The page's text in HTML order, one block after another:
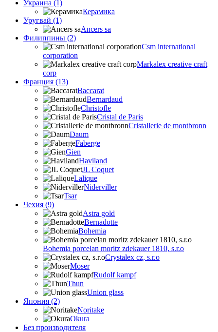
Украина (1)
Керамика
Уругвай (1)
Ancers sa
Филиппины (2)
Csm international
corporation
Markalex creative craft
corp
Франция (13)
Baccarat
Bernardaud
Christofle
Cristal de Paris
Cristallerie de montbronn
Daum
Faberge
Gien
Haviland
JL Coquet
Lalique
Niderviller
Tsar
Чехия (9)
Astra gold
Bernadotte
Bohemia
Bohemia porcelan moritz zdekauer 1810, s.r.o
Crystalex cz, s.r.o
Moser
Rudolf kampf
Thun
Union glass
Япония (2)
Noritake
Okura
Без производителя